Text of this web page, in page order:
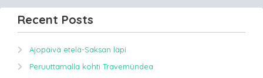
Recent Posts
Ajopäivä etelä-Saksan läpi
Peruuttamalla kohti Travemündea